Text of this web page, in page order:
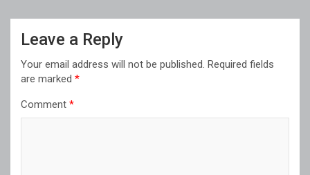
Leave a Reply
Your email address will not be published. Required fields
are marked *
Comment *